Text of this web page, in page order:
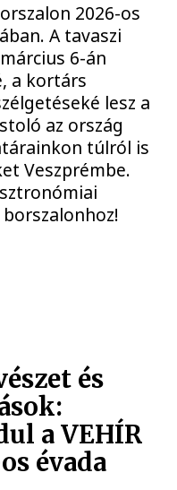
2026-os
A tavaszi
6-án
a kortárs
lesz a
az ország
túlról is
Veszprémbe.
és
a VEHÍR
évada